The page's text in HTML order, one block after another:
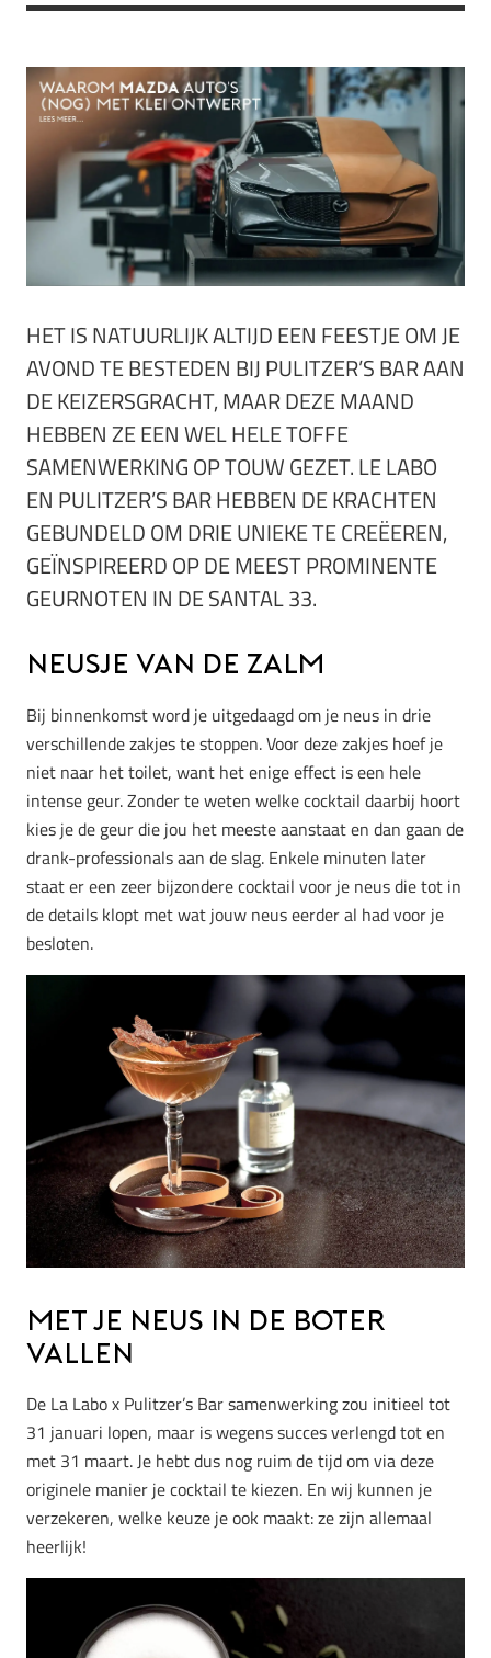
HET IS NATUURLIJK ALTIJD EEN FEESTJE OM JE
AVOND TE BESTEDEN BIJ PULITZER’S BAR AAN
DE KEIZERSGRACHT, MAAR DEZE MAAND
HEBBEN ZE EEN WEL HELE TOFFE
SAMENWERKING OP TOUW GEZET. LE LABO
EN PULITZER’S BAR HEBBEN DE KRACHTEN
GEBUNDELD OM DRIE UNIEKE TE CREËEREN,
GEÏNSPIREERD OP DE MEEST PROMINENTE
GEURNOTEN IN DE SANTAL 33.
Neusje van de zalm
Bij binnenkomst word je uitgedaagd om je neus in drie
verschillende zakjes te stoppen. Voor deze zakjes hoef je
niet naar het toilet, want het enige effect is een hele
intense geur. Zonder te weten welke cocktail daarbij hoort
kies je de geur die jou het meeste aanstaat en dan gaan de
drank-professionals aan de slag. Enkele minuten later
staat er een zeer bijzondere cocktail voor je neus die tot in
de details klopt met wat jouw neus eerder al had voor je
besloten.
Met je neus in de boter
vallen
De La Labo x Pulitzer’s Bar samenwerking zou initieel tot
31 januari lopen, maar is wegens succes verlengd tot en
met 31 maart. Je hebt dus nog ruim de tijd om via deze
originele manier je cocktail te kiezen. En wij kunnen je
verzekeren, welke keuze je ook maakt: ze zijn allemaal
heerlijk!